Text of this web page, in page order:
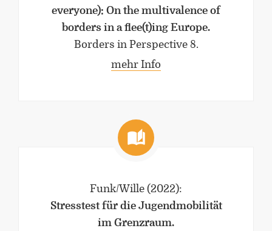
everyone): On the multivalence of
borders in a flee(t)ing Europe.
Borders in Perspective 8.
mehr Info
Funk/Wille (2022):
Stresstest für die Jugendmobilität
im Grenzraum.